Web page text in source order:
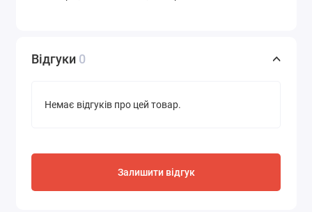
Відгуки 0
Немає відгуків про цей товар.
Залишити відгук